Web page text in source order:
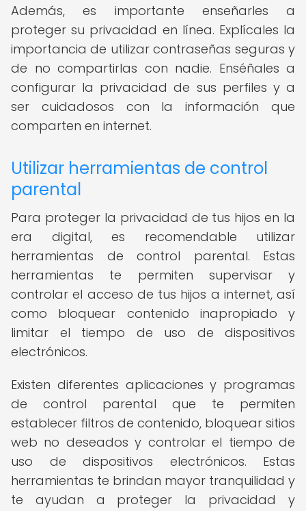
Además, es importante enseñarles a
proteger su privacidad en línea. Explícales la
importancia de utilizar contraseñas seguras y
de no compartirlas con nadie. Enséñales a
configurar la privacidad de sus perfiles y a
ser cuidadosos con la información que
comparten en internet.
Utilizar herramientas de control
parental
Para proteger la privacidad de tus hijos en la
era digital, es recomendable utilizar
herramientas de control parental. Estas
herramientas te permiten supervisar y
controlar el acceso de tus hijos a internet, así
como bloquear contenido inapropiado y
limitar el tiempo de uso de dispositivos
electrónicos.
Existen diferentes aplicaciones y programas
de control parental que te permiten
establecer filtros de contenido, bloquear sitios
web no deseados y controlar el tiempo de
uso de dispositivos electrónicos. Estas
herramientas te brindan mayor tranquilidad y
te ayudan a proteger la privacidad y